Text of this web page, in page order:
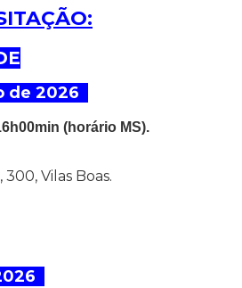
de 2026
(horário MS).
Vilas Boas.